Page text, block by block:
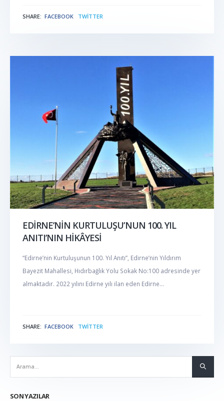
SHARE: FACEBOOK TWITTER
EDİRNE’NİN KURTULUŞU’NUN 100. YIL
ANITI’NIN HİKÂYESİ
“Edirne’nin Kurtuluşunun 100. Yıl Anıtı”, Edirne’nin Yıldırım
Bayezit Mahallesi, Hıdırbağlık Yolu Sokak No:100 adresinde yer
almaktadır. 2022 yılını Edirne yılı ilan eden Edirne...
SHARE: FACEBOOK TWITTER
SON YAZILAR